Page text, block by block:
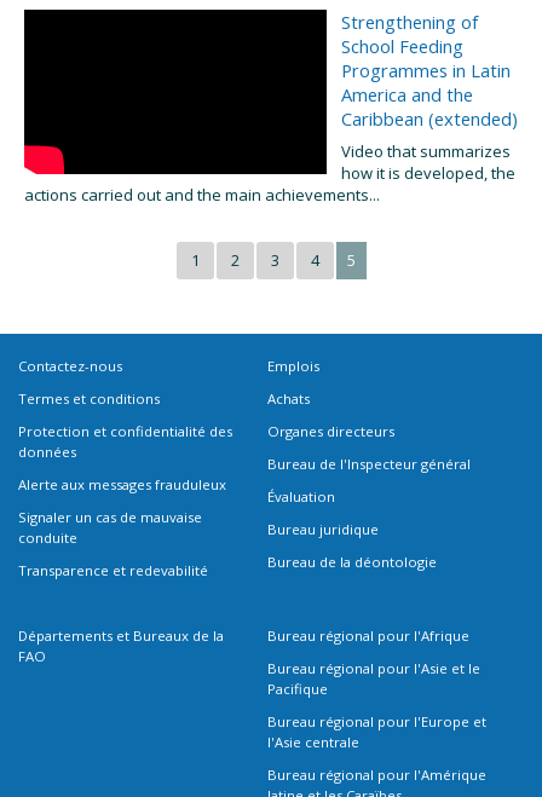
Strengthening of
School Feeding
Programmes in Latin
America and the
Caribbean (extended)
Video that summarizes
how it is developed, the
actions carried out and the main achievements...
1 2 3 4 5
Contactez-nous
Termes et conditions
Protection et confidentialité des
données
Alerte aux messages frauduleux
Signaler un cas de mauvaise
conduite
Transparence et redevabilité
Emplois
Achats
Organes directeurs
Bureau de l'Inspecteur général
Évaluation
Bureau juridique
Bureau de la déontologie
Départements et Bureaux de la
FAO
Bureau régional pour l'Afrique
Bureau régional pour l'Asie et le
Pacifique
Bureau régional pour l'Europe et
l'Asie centrale
Bureau régional pour l'Amérique